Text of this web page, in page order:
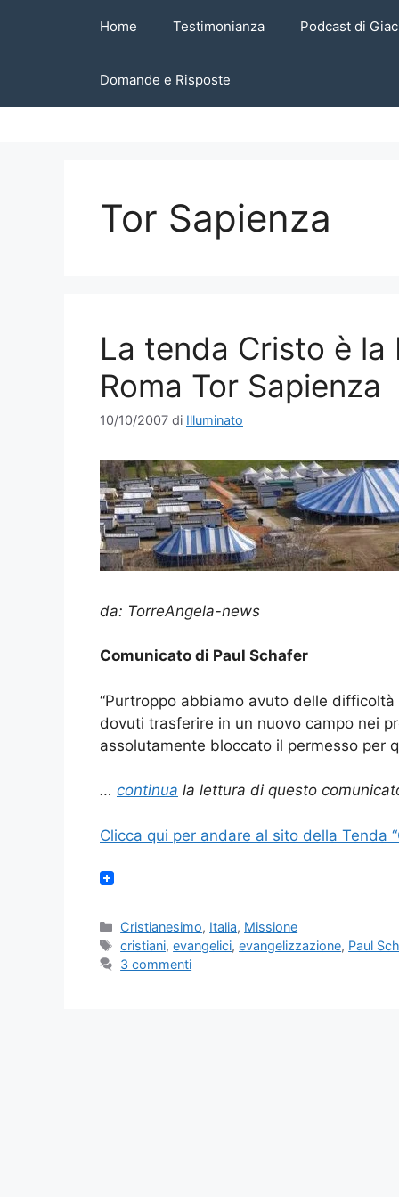
Home Testimonianza Podcast di
Domande e Risposte
Tor Sapienza
La tenda Cristo è la
Roma Tor Sapienza
10/10/2007 di Illuminato
da: TorreAngela-news
Comunicato di Paul Schafer
“Purtroppo abbiamo avuto delle
dovuti trasferire in un nuovo campo nei
assolutamente bloccato il permesso per
… continua la lettura di questo
Clicca qui per andare al sito della Tenda
Categorie
Cristianesimo, Italia, Missione
Tag
cristiani,evangelici,evangelizzazione, Paul
3 commenti